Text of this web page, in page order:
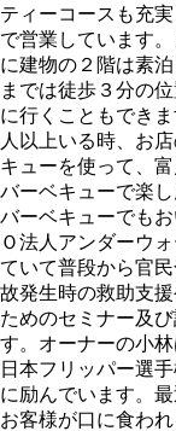
ティーコースも充
で営業しています
に建物の２階は素
までは徒歩３分の
に行くこともでき
人以上いる時、お
キューを使って、
バーベキューで楽
バーベキューでも
Ｏ法人アンダーウ
ていて普段から官
故発生時の救助支
ためのセミナー及
す。オーナーの小
日本フリッパー選
に励んでいます。
お客様が口に食わ